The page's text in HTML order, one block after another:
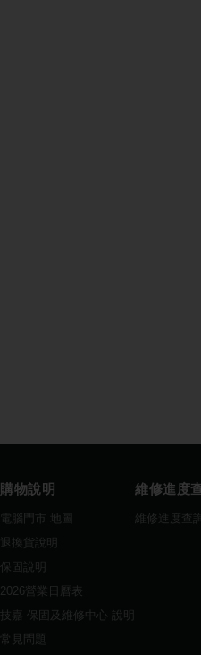
購物說明
電腦門市 地圖
退換貨說明
保固說明
2026營業日曆表
技嘉 保固及維修中心 說明
常見問題
維修進度
維修進度查